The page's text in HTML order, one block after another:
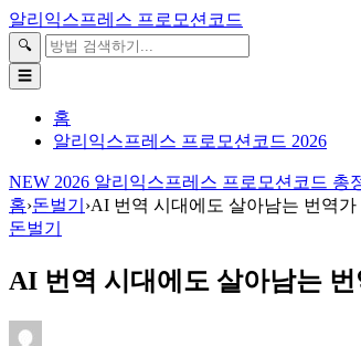
본
문
바
로
알리익스프레스 프로모션코드
검
색
🔍
☰
홈
알리익스프레스 프로모션코드 2026
NEW 2026 알리익스프레스 프로모션코드 총
홈›돈벌기 ›AI 번역 시대에도 살아남는 번역가
돈벌기
AI 번역 시대에도 살아남는